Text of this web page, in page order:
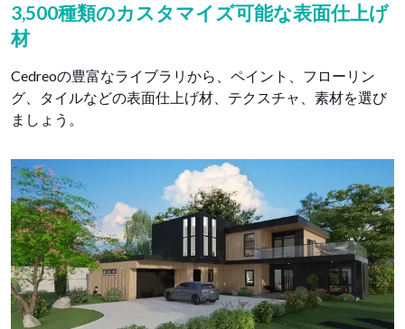
3,500種類のカスタマイズ可能な表面仕上げ
材
Cedreoの豊富なライブラリから、ペイント、フローリン
グ、タイルなどの表面仕上げ材、テクスチャ、素材を選び
ましょう。